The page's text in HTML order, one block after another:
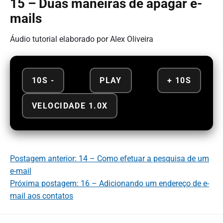
15 – Duas maneiras de apagar e-
mails
Áudio tutorial elaborado por Alex Oliveira
10S - PLAY + 10S
VELOCIDADE 1.0X
Postagem anterior: 14 – Como efetuar a pesquisa de um
e-mail
Próxima postagem: 16 – Adicionando um endereço de e-
mail aos contatos